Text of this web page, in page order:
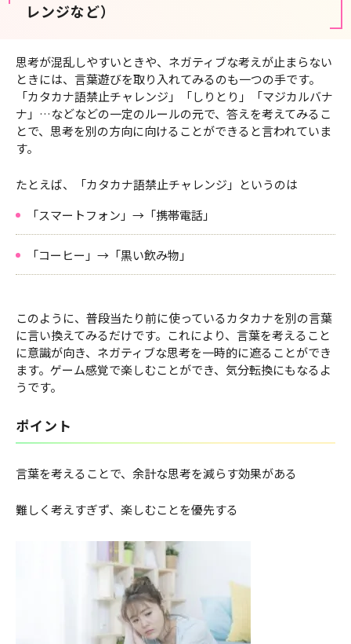
レンジなど）
思考が混乱しやすいときや、ネガティブな考えが止まらない
ときには、言葉遊びを取り入れてみるのも一つの手です。
「カタカナ語禁止チャレンジ」「しりとり」「マジカルバナ
ナ」…などなどの一定のルールの元で、答えを考えてみるこ
とで、思考を別の方向に向けることができると言われていま
す。
たとえば、「カタカナ語禁止チャレンジ」というのは
「スマートフォン」→「携帯電話」
「コーヒー」→「黒い飲み物」
このように、普段当たり前に使っているカタカナを別の言葉
に言い換えてみるだけです。これにより、言葉を考えること
に意識が向き、ネガティブな思考を一時的に遮ることができ
ます。ゲーム感覚で楽しむことができ、気分転換にもなるよ
うです。
ポイント
言葉を考えることで、余計な思考を減らす効果がある
難しく考えすぎず、楽しむことを優先する